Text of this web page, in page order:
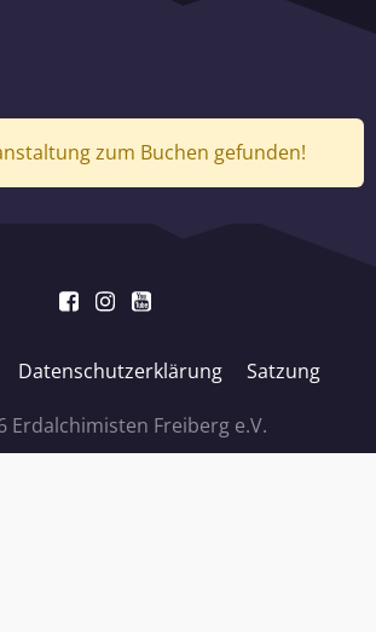
zum Buchen gefunden!
Datenschutzerklärung Satzung
Erdalchimisten Freiberg e.V.